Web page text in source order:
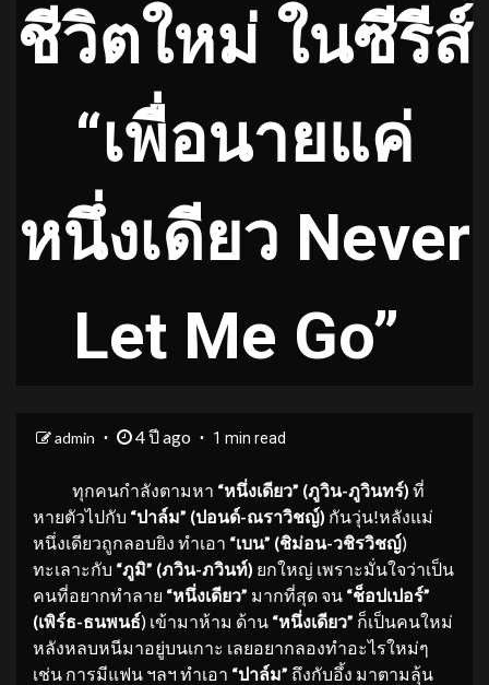
ชีวิตใหม่ ในซีรีส์
“เพื่อนายแค่
หนึ่งเดียว Never
Let Me Go”
admin 4 ปี ago 1 min read
ทุกคนกำลังตามหา “หนึ่งเดียว” (ภูวิน-ภูวินทร์) ที่
หายตัวไปกับ “ปาล์ม” (ปอนด์-ณราวิชญ์) กันวุ่น!หลังแม่
หนึ่งเดียวถูกลอบยิง ทำเอา “เบน” (ชิม่อน-วชิรวิชญ์)
ทะเลาะกับ “ภูมิ” (ภวิน-ภวินท์) ยกใหญ่ เพราะมั่นใจว่าเป็น
คนที่อยากทำลาย “หนึ่งเดียว” มากที่สุด จน “ช็อปเปอร์”
(เพิร์ธ-ธนพนธ์) เข้ามาห้าม ด้าน “หนึ่งเดียว” ก็เป็นคนใหม่
หลังหลบหนีมาอยู่บนเกาะ เลยอยากลองทำอะไรใหม่ๆ
เช่น การมีแฟน ฯลฯ ทำเอา “ปาล์ม” ถึงกับอึ้ง มาตามลุ้น